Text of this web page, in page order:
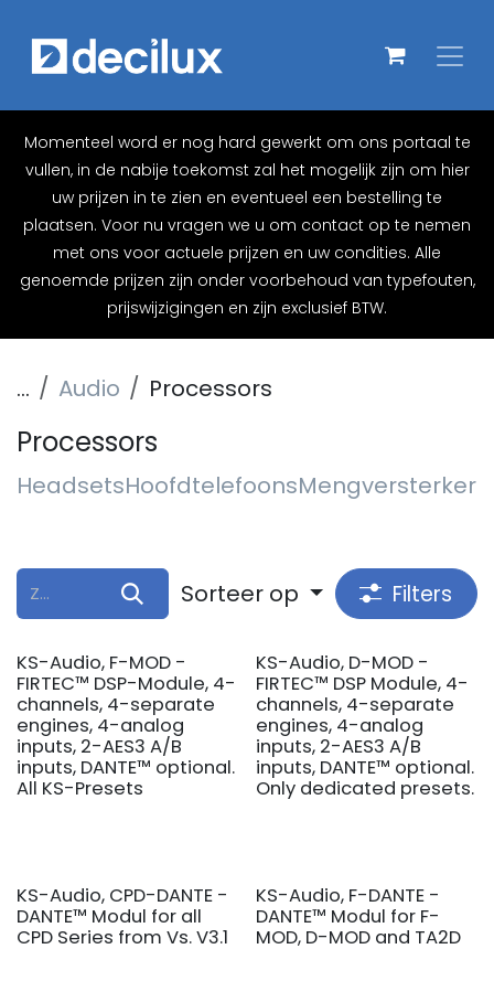
Momenteel word er nog hard gewerkt om ons portaal te
vullen, in de nabije toekomst zal het mogelijk zijn om hier
uw prijzen in te zien en eventueel een bestelling te
plaatsen. Voor nu vragen we u om contact op te nemen
met ons voor actuele prijzen en uw condities. Alle
genoemde prijzen zijn onder voorbehoud van typefouten,
prijswijzigingen en zijn exclusief BTW.
... Audio Processors
Processors
HeadsetsHoofdtelefoonsMengversterkers
Sorteer op Filters
KS-Audio, F-MOD -
FIRTEC™ DSP-Module, 4-
channels, 4-separate
engines, 4-analog
inputs, 2-AES3 A/B
inputs, DANTE™ optional.
All KS-Presets
KS-Audio, D-MOD -
FIRTEC™ DSP Module, 4-
channels, 4-separate
engines, 4-analog
inputs, 2-AES3 A/B
inputs, DANTE™ optional.
Only dedicated presets.
KS-Audio, CPD-DANTE -
DANTE™ Modul for all
CPD Series from Vs. V3.1
KS-Audio, F-DANTE -
DANTE™ Modul for F-
MOD, D-MOD and TA2D